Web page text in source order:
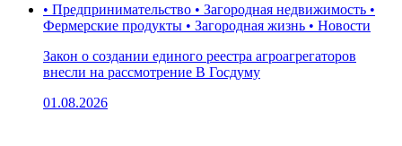
• Предпринимательство • Загородная недвижимость •
Фермерские продукты • Загородная жизнь • Новости
Закон о создании единого реестра агроагрегаторов
внесли на рассмотрение В Госдуму
01.08.2026